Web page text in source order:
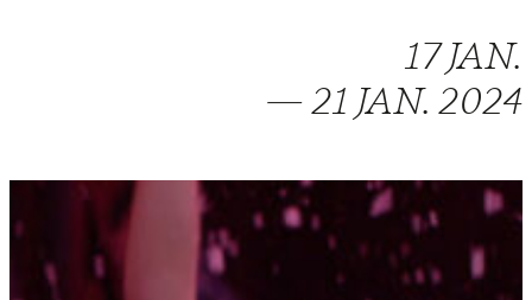
17 JAN.
— 21 JAN. 2024